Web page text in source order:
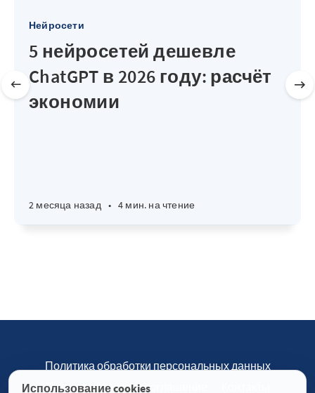
Нейросети
5 нейросетей дешевле
ChatGPT в 2026 году: расчёт
экономии
2 месяца назад • 4 мин. на чтение
Использование cookies
Политика обработки персональных данных
Пользовательское соглашение